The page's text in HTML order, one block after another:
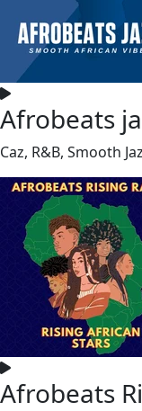
Afrobeats
Caz, R&B, Smooth
Afrobeats